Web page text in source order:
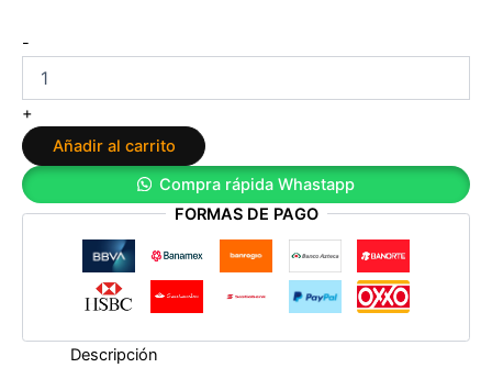
-
beso
final
de
Alicia
Jasinska
cantidad
+
Añadir al carrito
Compra rápida Whastapp
FORMAS DE PAGO
Descripción